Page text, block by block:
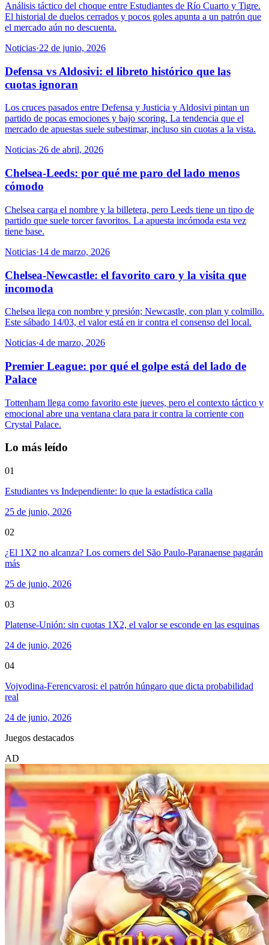
Análisis táctico del choque entre Estudiantes de Río Cuarto y Tigre.
El historial de duelos cerrados y pocos goles apunta a un patrón que
el mercado aún no descuenta.
Noticias·22 de junio, 2026
Defensa vs Aldosivi: el libreto histórico que las
cuotas ignoran
Los cruces pasados entre Defensa y Justicia y Aldosivi pintan un
partido de pocas emociones y bajo scoring. La tendencia que el
mercado de apuestas suele subestimar, incluso sin cuotas a la vista.
Noticias·26 de abril, 2026
Chelsea-Leeds: por qué me paro del lado menos
cómodo
Chelsea carga el nombre y la billetera, pero Leeds tiene un tipo de
partido que suele torcer favoritos. La apuesta incómoda esta vez
tiene base.
Noticias·14 de marzo, 2026
Chelsea-Newcastle: el favorito caro y la visita que
incomoda
Chelsea llega con nombre y presión; Newcastle, con plan y colmillo.
Este sábado 14/03, el valor está en ir contra el consenso del local.
Noticias·4 de marzo, 2026
Premier League: por qué el golpe está del lado de
Palace
Tottenham llega como favorito este jueves, pero el contexto táctico y
emocional abre una ventana clara para ir contra la corriente con
Crystal Palace.
Lo más leído
01
Estudiantes vs Independiente: lo que la estadística calla
25 de junio, 2026
02
¿El 1X2 no alcanza? Los corners del São Paulo-Paranaense pagarán
más
25 de junio, 2026
03
Platense-Unión: sin cuotas 1X2, el valor se esconde en las esquinas
24 de junio, 2026
04
Vojvodina-Ferencvarosi: el patrón húngaro que dicta probabilidad
real
24 de junio, 2026
Juegos destacados
AD